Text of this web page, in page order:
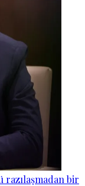
razılaşmadan bir